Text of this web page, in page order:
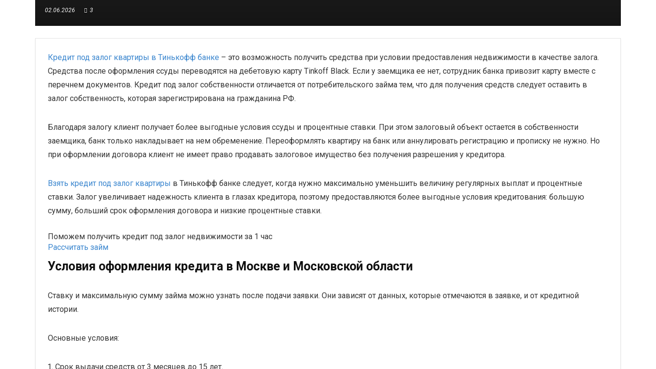
02.06.2026 3
Кредит под залог квартиры в Тинькофф банке – это возможность получить средства при условии предоставления недвижимости в качестве залога.
Средства после оформления ссуды переводятся на дебетовую карту Tinkoff Black. Если у заемщика ее нет, сотрудник банка привозит карту вместе с
перечнем документов. Кредит под залог собственности отличается от потребительского займа тем, что для получения средств следует оставить в
залог собственность, которая зарегистрирована на гражданина РФ.
Благодаря залогу клиент получает более выгодные условия ссуды и процентные ставки. При этом залоговый объект остается в собственности
заемщика, банк только накладывает на нем обременение. Переоформлять квартиру на банк или аннулировать регистрацию и прописку не нужно. Но
при оформлении договора клиент не имеет право продавать залоговое имущество без получения разрешения у кредитора.
Взять кредит под залог квартиры в Тинькофф банке следует, когда нужно максимально уменьшить величину регулярных выплат и процентные
ставки. Залог увеличивает надежность клиента в глазах кредитора, поэтому предоставляются более выгодные условия кредитования: большую
сумму, больший срок оформления договора и низкие процентные ставки.
Поможем получить кредит под залог недвижимости за 1 час
Рассчитать займ
Условия оформления кредита в Москве и Московской области
Ставку и максимальную сумму займа можно узнать после подачи заявки. Они зависят от данных, которые отмечаются в заявке, и от кредитной
истории.
Основные условия:
Срок выдачи средств от 3 месяцев до 15 лет.